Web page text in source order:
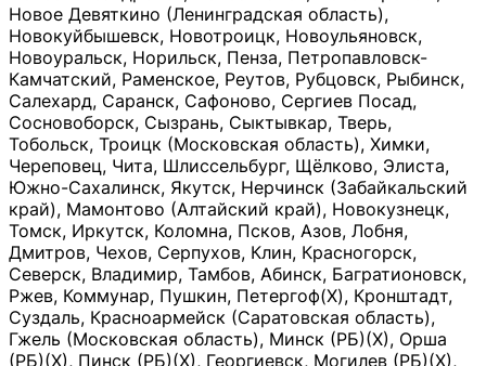
Новое Девяткино (Ленинградская область),
Новокуйбышевск, Новотроицк, Новоульяновск,
Новоуральск, Норильск, Пенза, Петропавловск-
Камчатский, Раменское, Реутов, Рубцовск, Рыбинск,
Салехард, Саранск, Сафоново, Сергиев Посад,
Сосновоборск, Сызрань, Сыктывкар, Тверь,
Тобольск, Троицк (Московская область), Химки,
Череповец, Чита, Шлиссельбург, Щёлково, Элиста,
Южно-Сахалинск, Якутск, Нерчинск (Забайкальский
край), Мамонтово (Алтайский край), Новокузнецк,
Томск, Иркутск, Коломна, Псков, Азов, Лобня,
Дмитров, Чехов, Серпухов, Клин, Красногорск,
Северск, Владимир, Тамбов, Абинск, Багратионовск,
Ржев, Коммунар, Пушкин, Петергоф(Х), Кронштадт,
Суздаль, Красноармейск (Саратовская область),
Гжель (Московская область), Минск (РБ)(Х), Орша
(РБ)(Х), Пинск (РБ)(Х), Георгиевск, Могилев (РБ)(Х),